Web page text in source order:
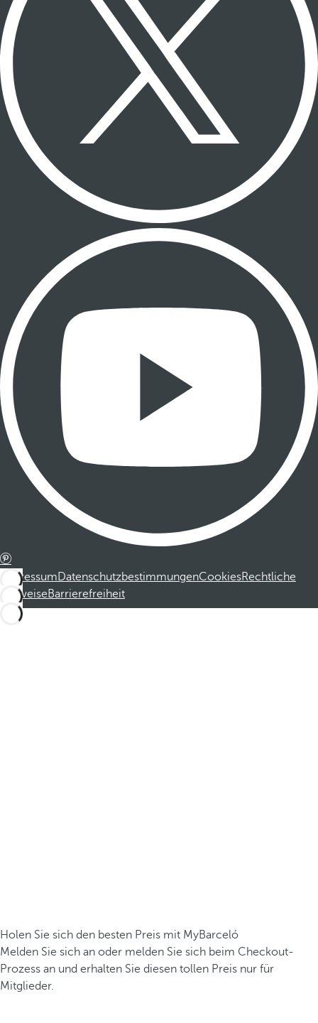
ImpressumDatenschutzbestimmungenCookiesRechtliche
HinweiseBarrierefreiheit
Holen Sie sich den besten Preis mit MyBarceló
Melden Sie sich an oder melden Sie sich beim Checkout-
Prozess an und erhalten Sie diesen tollen Preis nur für
Mitglieder.